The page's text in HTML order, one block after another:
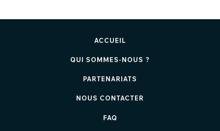
ACCUEIL
QUI SOMMES-NOUS ?
PARTENARIATS
NOUS CONTACTER
FAQ